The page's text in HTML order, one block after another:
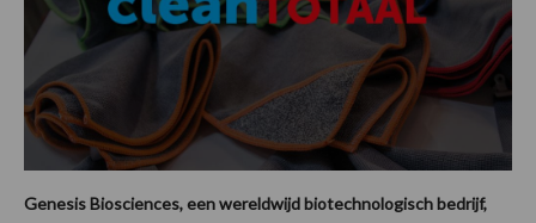
Genesis Biosciences, een wereldwijd biotechnologisch bedrijf,